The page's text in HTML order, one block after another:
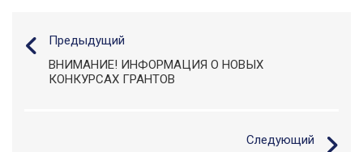
Предыдущий
ВНИМАНИЕ! ИНФОРМАЦИЯ О НОВЫХ
КОНКУРСАХ ГРАНТОВ
Следующий